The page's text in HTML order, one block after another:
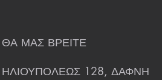
ΘΑ ΜΑΣ ΒΡΕΙΤΕ
ΗΛΙΟΥΠΟΛΕΩΣ 128, ΔΑΦΝΗ